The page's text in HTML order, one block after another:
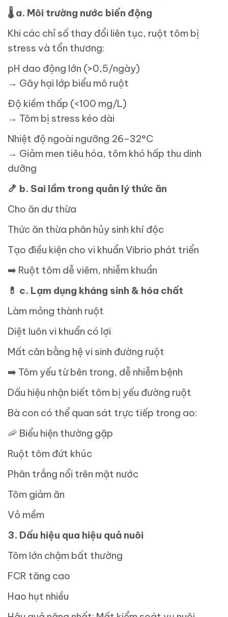
🌡 ️ a. Môi trường nước biến động
Khi các chỉ số thay đổi liên tục, ruột tôm bị
stress và tổn thương:
pH dao động lớn (>0,5/ngày)
→ Gây hại lớp biểu mô ruột
Độ kiềm thấp (<100 mg/L)
→ Tôm bị stress kéo dài
Nhiệt độ ngoài ngưỡng 26–32°C
→ Giảm men tiêu hóa, tôm khó hấp thu dinh
dưỡng
🍤 b. Sai lầm trong quản lý thức ăn
Cho ăn dư thừa
Thức ăn thừa phân hủy sinh khí độc
Tạo điều kiện cho vi khuẩn Vibrio phát triển
➡ ️ Ruột tôm dễ viêm, nhiễm khuẩn
💊 c. Lạm dụng kháng sinh & hóa chất
Làm mỏng thành ruột
Diệt luôn vi khuẩn có lợi
Mất cân bằng hệ vi sinh đường ruột
➡ ️ Tôm yếu từ bên trong, dễ nhiễm bệnh
Dấu hiệu nhận biết tôm bị yếu đường ruột
Bà con có thể quan sát trực tiếp trong ao:
🦐 Biểu hiện thường gặp
Ruột tôm đứt khúc
Phân trắng nổi trên mặt nước
Tôm giảm ăn
Vỏ mềm
3. Dấu hiệu qua hiệu quả nuôi
Tôm lớn chậm bất thường
FCR tăng cao
Hao hụt nhiều